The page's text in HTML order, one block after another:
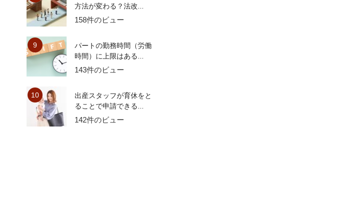
方法が変わる？法改...
158件のビュー
パートの勤務時間（労働
時間）に上限はある...
143件のビュー
出産スタッフが育休をと
ることで申請できる...
142件のビュー